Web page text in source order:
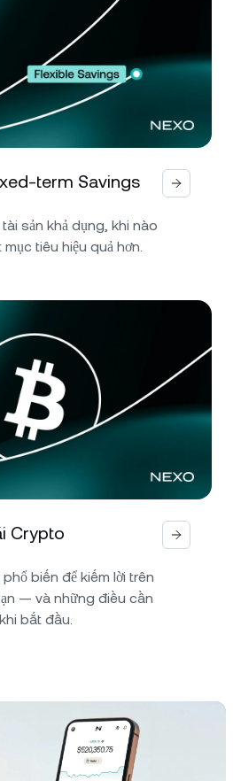
term Savings
sản khả dụng, khi nào
tiêu hiệu quả hơn.
Crypto
biến để kiếm lời trên
— và những điều cần
bắt đầu.